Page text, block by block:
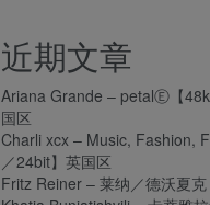
近期文章
Ariana Grande – petalⒺ【
国区
Charli xcx – Music, Fashion,
／24bit】英国区
Fritz Reiner – 莱纳／德沃夏